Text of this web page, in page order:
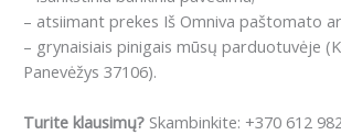
– atsiimant prekes Iš Omniva paštomato
– grynaisiais pinigais mūsų parduotuvėje
Panevėžys 37106).
Turite klausimų? Skambinkite: +370 612